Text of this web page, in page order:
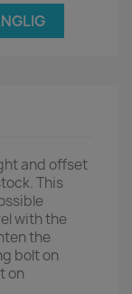
and offset
This
with the
the
bolt on
on